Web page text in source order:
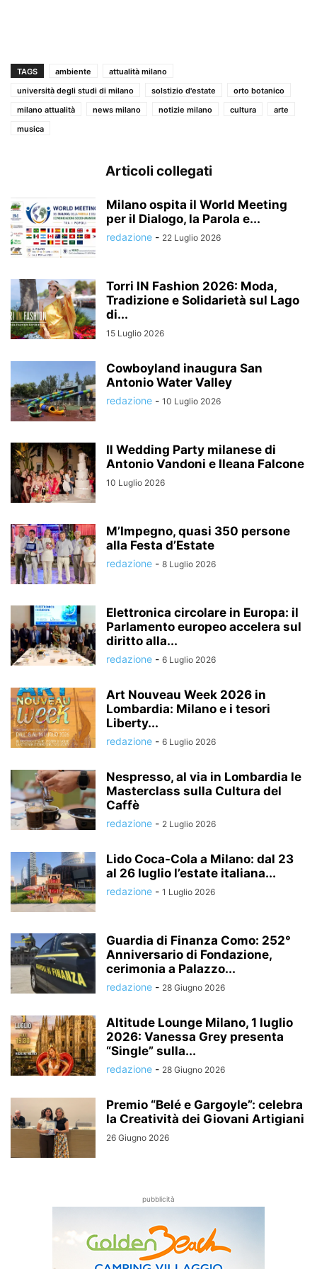
TAGS ambiente
attualità milano
università degli studi di milano
solstizio d'estate
orto botanico
milano attualità
news milano notizie milano cultura
arte
musica
Articoli collegati
Milano ospita il World Meeting
per il Dialogo, la Parola e...
redazione - 22 Luglio 2026
Torri IN Fashion 2026: Moda,
Tradizione e Solidarietà sul Lago
di...
15 Luglio 2026
Cowboyland inaugura San
Antonio Water Valley
redazione - 10 Luglio 2026
Il Wedding Party milanese di
Antonio Vandoni e Ileana Falcone
10 Luglio 2026
M’Impegno, quasi 350 persone
alla Festa d’Estate
redazione - 8 Luglio 2026
Elettronica circolare in Europa: il
Parlamento europeo accelera sul
diritto alla...
redazione - 6 Luglio 2026
Art Nouveau Week 2026 in
Lombardia: Milano e i tesori
Liberty...
redazione - 6 Luglio 2026
Nespresso, al via in Lombardia le
Masterclass sulla Cultura del
Caffè
redazione - 2 Luglio 2026
Lido Coca-Cola a Milano: dal 23
al 26 luglio l’estate italiana...
redazione - 1 Luglio 2026
Guardia di Finanza Como: 252°
Anniversario di Fondazione,
cerimonia a Palazzo...
redazione - 28 Giugno 2026
Altitude Lounge Milano, 1 luglio
2026: Vanessa Grey presenta
“Single” sulla...
redazione - 28 Giugno 2026
Premio “Belé e Gargoyle”: celebra
la Creatività dei Giovani Artigiani
26 Giugno 2026
pubblicità